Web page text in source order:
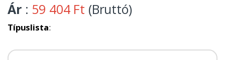
Ár : 59 404 Ft (Bruttó)
Típuslista: